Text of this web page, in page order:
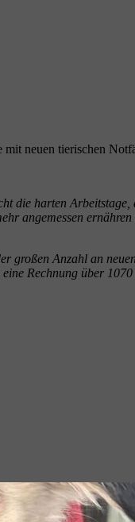
neuen tierischen
die harten
angemessen
Anzahl an
Rechnung über